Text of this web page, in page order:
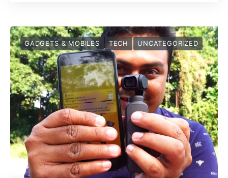
GADGETS & MOBILES TECH UNCATEGORIZED